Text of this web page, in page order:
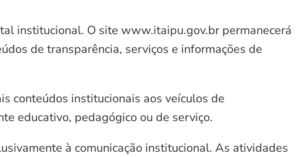
institucional. O site www.itaipu.gov.br permanecerá
de transparência, serviços e informações de
conteúdos institucionais aos veículos de
educativo, pedagógico ou de serviço.
à comunicação institucional. As atividades